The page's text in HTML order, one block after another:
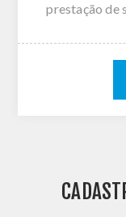
prestação de